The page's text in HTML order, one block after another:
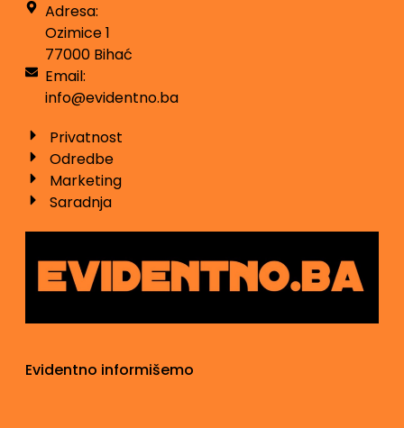
Adresa:
Ozimice 1
77000 Bihać
Email:
info@evidentno.ba
Privatnost
Odredbe
Marketing
Saradnja
Evidentno informišemo